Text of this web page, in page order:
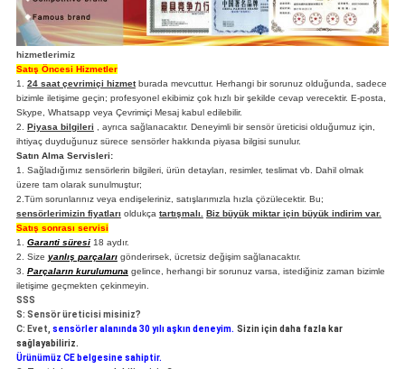
hizmetlerimiz
Satış Öncesi Hizmetler
1. 24 saat çevrimiçi hizmetburada mevcuttur. Herhangi bir sorunuz olduğunda, sadece
bizimle iletişime geçin; profesyonel ekibimiz çok hızlı bir şekilde cevap verecektir. E-posta,
Skype, Whatsapp veya Çevrimiçi Mesaj kabul edilebilir.
2. Piyasa bilgileri , ayrıca sağlanacaktır. Deneyimli bir sensör üreticisi olduğumuz için,
ihtiyaç duyduğunuz sürece sensörler hakkında piyasa bilgisi sunulur.
Satın Alma Servisleri:
1. Sağladığımız sensörlerin bilgileri, ürün detayları, resimler, teslimat vb. Dahil olmak
üzere tam olarak sunulmuştur;
2.Tüm sorunlarınız veya endişeleriniz, satışlarımızla hızla çözülecektir. Bu;
sensörlerimizin fiyatları oldukça tartışmalı.
Biz büyük miktar için büyük indirim var.
Satış sonrası servisi
1. Garanti süresi18 aydır.
2. Size yanlış parçalarıgönderirsek, ücretsiz değişim sağlanacaktır.
3. Parçaların kurulumuna gelince, herhangi bir sorunuz varsa, istediğiniz zaman bizimle
iletişime geçmekten çekinmeyin.
SSS
S: Sensör üreticisi misiniz?
C: Evet, sensörler alanında 30 yılı aşkın deneyim. Sizin için daha fazla kar
sağlayabiliriz.
Ürünümüz CE belgesine sahiptir.